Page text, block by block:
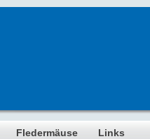
Fledermäuse Links